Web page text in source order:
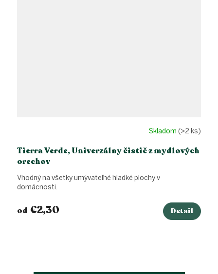
Tierra Verde, Univerzálny čistič z mydlových
orechov
Skladom (>2 ks)
od €2,30 Detail
Vhodný na všetky umývateľné hladké plochy v
domácnosti.